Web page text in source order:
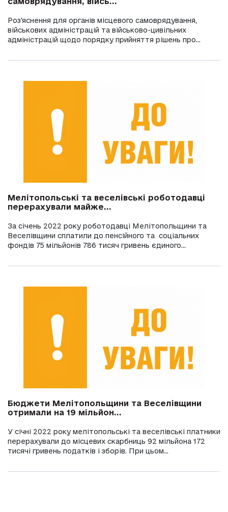
Роз'яснення для органів місцевого самоврядування,
військових адміністрацій та військово-цивільних
адміністрацій щодо порядку прийняття рішень про...
Мелітопольські та веселівські роботодавці
перерахували майже...
За січень 2022 року роботодавці Мелітопольщини та
Веселівщини сплатили до пенсійного та соціальних
фондів 75 мільйонів 786 тисяч гривень єдиного...
Бюджети Мелітопольщини та Веселівщини
отримали на 19 мільйон...
У січні 2022 року мелітопольські та веселівські платники
перерахували до місцевих скарбниць 92 мільйона 172
тисячі гривень податків і зборів. При цьом...